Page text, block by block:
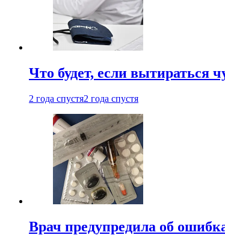
Что будет, если вытираться
2 года спустя2 года спустя
Врач предупредила об